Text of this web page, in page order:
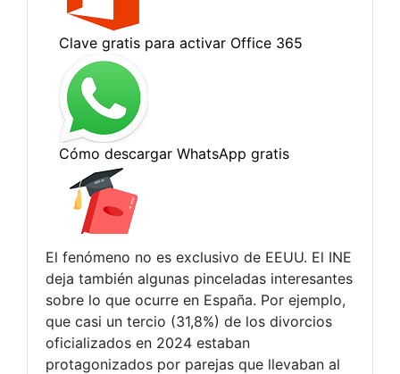
El fenómeno no es exclusivo de EEUU. El INE
deja también algunas pinceladas interesantes
sobre lo que ocurre en España. Por ejemplo,
que casi un tercio (31,8%) de los divorcios
oficializados en 2024 estaban
protagonizados por parejas que llevaban al